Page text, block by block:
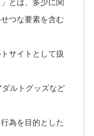
つな要素を含む
サイトとして扱
ダルトグッズなど
為を目的とした